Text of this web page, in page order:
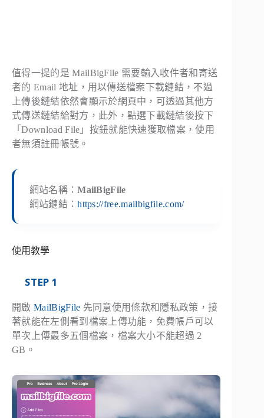
值得一提的是 MailBigFile 需要輸入收件者和寄送
者的 Email 地址，用以傳送檔案下載鏈結，不過
上傳後鏈結依然會顯示於網頁中，可透過其他方
式傳送鏈結給對方，此外，點選下載鏈結後按下
「Download File」按鈕就能快速獲取檔案，使用
者無須註冊帳號。
網站名稱：MailBigFile
網站鏈結：https://free.mailbigfile.com/
使用教學
STEP 1
開啟 MailBigFile 先同意使用條款和隱私政策，接
著就能在左側看到檔案上傳功能，免費帳戶可以
單次上傳最多五個檔案，檔案大小不能超過 2
GB。